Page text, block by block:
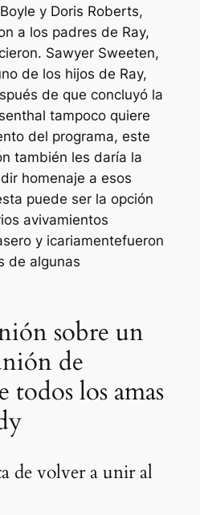
y Doris Roberts,
a los padres de Ray,
Sawyer Sweeten,
de los hijos de Ray,
de que concluyó la
tampoco quiere
del programa, este
también les daría la
homenaje a esos
puede ser la opción
avivamientos
y icariamentefueron
de algunas
sobre un
de
todos los amas
de volver a unir al